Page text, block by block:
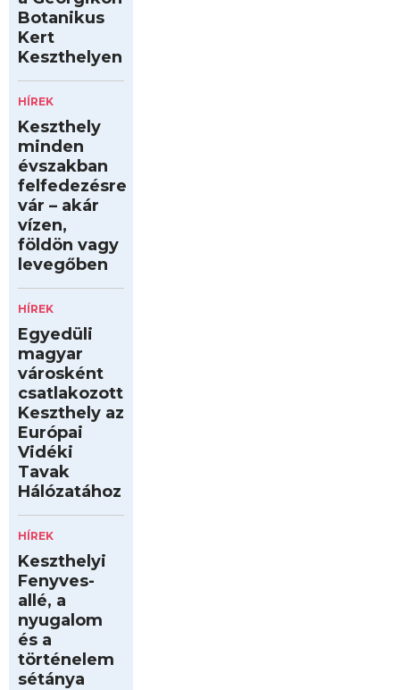
Botanikus
Kert
Keszthelyen
HÍREK
Keszthely
minden
évszakban
felfedezésre
vár – akár
vízen,
földön vagy
levegőben
HÍREK
Egyedüli
magyar
városként
csatlakozott
Keszthely az
Európai
Vidéki
Tavak
Hálózatához
HÍREK
Keszthelyi
Fenyves-
allé, a
nyugalom
és a
történelem
sétánya